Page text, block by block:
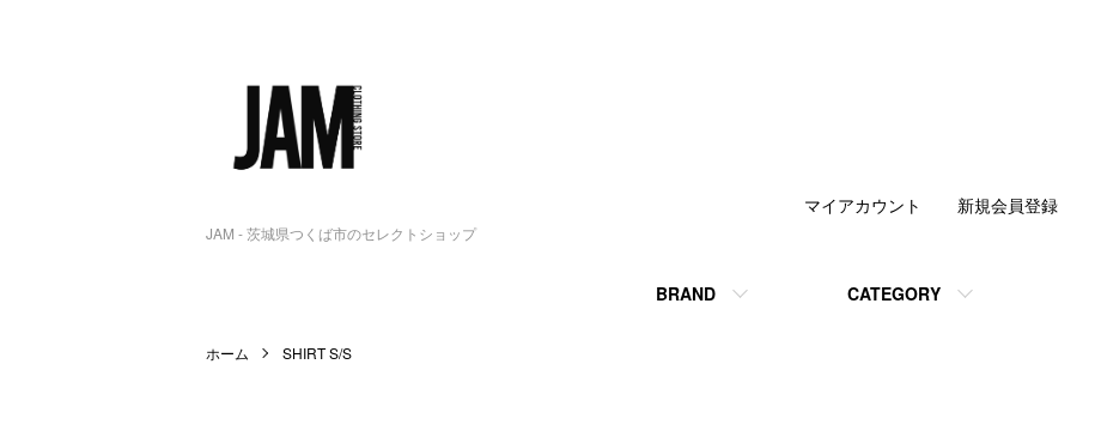
JAM - 茨城県つくば市のセレクトショップ
BRAND CATEGORY
マイアカウント 新規会員登録
ホーム SHIRT S/S